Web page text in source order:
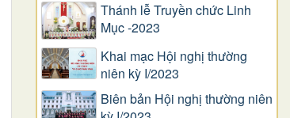
Thánh lễ Truyền chức Linh
Mục -2023
Khai mạc Hội nghị thường
niên kỳ I/2023
Biên bản Hội nghị thường niên